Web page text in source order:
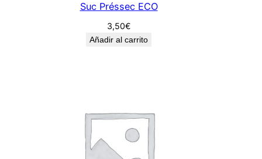
Suc Préssec ECO
3,50€
Añadir al carrito